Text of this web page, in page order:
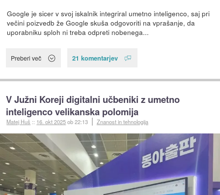
Google je sicer v svoj iskalnik integriral umetno inteligenco, saj pri
večini poizvedb že Google skuša odgovoriti na vprašanje, da
uporabniku sploh ni treba odpreti nobenega...
Preberi več 21 komentarjev
V Južni Koreji digitalni učbeniki z umetno
inteligenco velikanska polomija
Matej Huš :: 16. okt 2025ob 22:13 Znanost in tehnologija